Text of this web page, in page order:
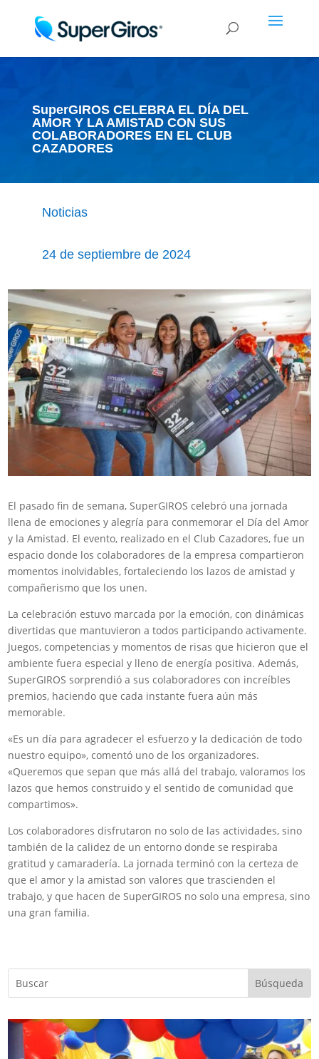
SuperGIROS CELEBRA EL DÍA DEL
AMOR Y LA AMISTAD CON SUS
COLABORADORES EN EL CLUB
CAZADORES
Noticias
24 de septiembre de 2024
El pasado fin de semana, SuperGIROS celebró una jornada
llena de emociones y alegría para conmemorar el Día del Amor
y la Amistad. El evento, realizado en el Club Cazadores, fue un
espacio donde los colaboradores de la empresa compartieron
momentos inolvidables, fortaleciendo los lazos de amistad y
compañerismo que los unen.
La celebración estuvo marcada por la emoción, con dinámicas
divertidas que mantuvieron a todos participando activamente.
Juegos, competencias y momentos de risas que hicieron que el
ambiente fuera especial y lleno de energía positiva. Además,
SuperGIROS sorprendió a sus colaboradores con increíbles
premios, haciendo que cada instante fuera aún más
memorable.
«Es un día para agradecer el esfuerzo y la dedicación de todo
nuestro equipo», comentó uno de los organizadores.
«Queremos que sepan que más allá del trabajo, valoramos los
lazos que hemos construido y el sentido de comunidad que
compartimos».
Los colaboradores disfrutaron no solo de las actividades, sino
también de la calidez de un entorno donde se respiraba
gratitud y camaradería. La jornada terminó con la certeza de
que el amor y la amistad son valores que trascienden el
trabajo, y que hacen de SuperGIROS no solo una empresa, sino
una gran familia.